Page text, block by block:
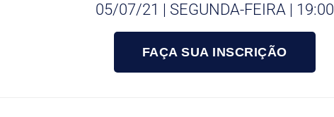
05/07/21 | SEGUNDA-FEIRA | 19:00
FAÇA SUA INSCRIÇÃO